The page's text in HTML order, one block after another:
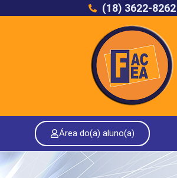
(18) 3622-8262
Área do(a) aluno(a)